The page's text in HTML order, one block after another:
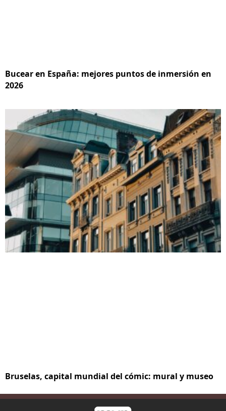
Bucear en España: mejores puntos de inmersión en
2026
Bruselas, capital mundial del cómic: mural y museo